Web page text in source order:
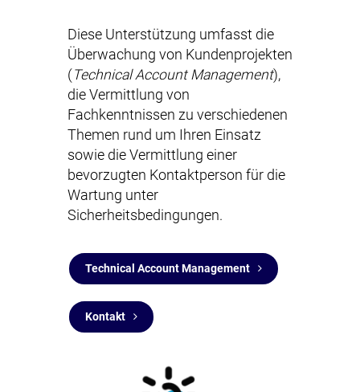
Diese Unterstützung umfasst die
Überwachung von Kundenprojekten
( Technical Account Management),
die Vermittlung von
Fachkenntnissen zu verschiedenen
Themen rund um Ihren Einsatz
sowie die Vermittlung einer
bevorzugten Kontaktperson für die
Wartung unter
Sicherheitsbedingungen.
Technical Account Management
Kontakt